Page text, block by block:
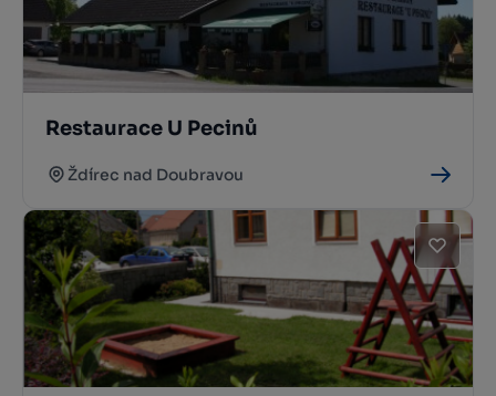
Restaurace U Pecinů
Ždírec nad Doubravou